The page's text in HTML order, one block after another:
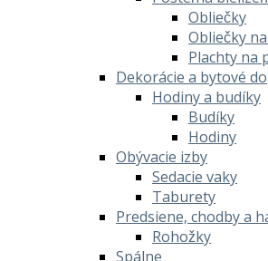
Obliečky
Obliečky
Plachty na
Dekorácie a bytové
Hodiny a budíky
Budíky
Hodiny
Obývacie izby
Sedacie vaky
Taburety
Predsiene, chodby a
Rohožky
Spálne